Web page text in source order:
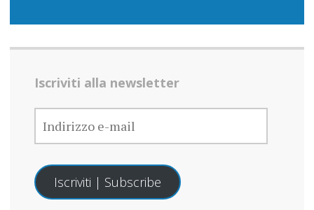
Iscriviti alla newsletter
INDIRIZZO
E-
MAIL
Iscriviti | Subscribe